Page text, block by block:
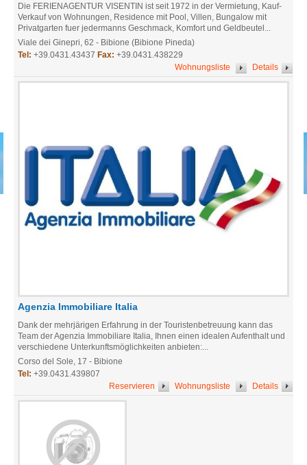
Die FERIENAGENTUR VISENTIN ist seit 1972 in der Vermietung, Kauf-
Verkauf von Wohnungen, Residence mit Pool, Villen, Bungalow mit
Privatgarten fuer jedermanns Geschmack, Komfort und Geldbeutel...
Viale dei Ginepri, 62 - Bibione (Bibione Pineda)
Tel: +39.0431.43437 Fax: +39.0431.438229
Details
Wohnungsliste
Agenzia Immobiliare Italia
Dank der mehrjärigen Erfahrung in der Touristenbetreuung kann das
Team der Agenzia Immobiliare Italia, Ihnen einen idealen Aufenthalt und
verschiedene Unterkunftsmöglichkeiten anbieten:...
Corso del Sole, 17 - Bibione
Tel: +39.0431.439807
Details
Wohnungsliste
Reservieren